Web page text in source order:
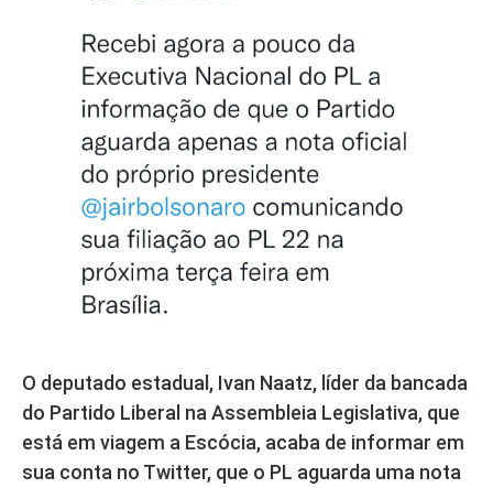
O deputado estadual, Ivan Naatz, líder da bancada
do Partido Liberal na Assembleia Legislativa, que
está em viagem a Escócia, acaba de informar em
sua conta no Twitter, que o PL aguarda uma nota